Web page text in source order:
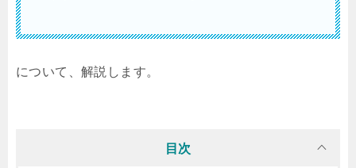
について、解説します。
目次